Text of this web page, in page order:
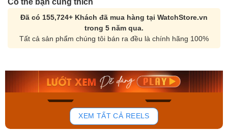
Có thể bạn cũng thích
Đã có 155,724+ Khách đã mua hàng tại WatchStore.vn
trong 5 năm qua.
Tất cả sản phẩm chúng tôi bán ra đều là chính hãng 100%
150
Orient Nam RA-
Mua ngay
Casio Nam MTS-
Mua ngay
XEM TẤT CẢ REELS